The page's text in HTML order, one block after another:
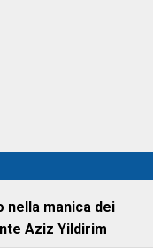
nella manica dei
Aziz Yildirim